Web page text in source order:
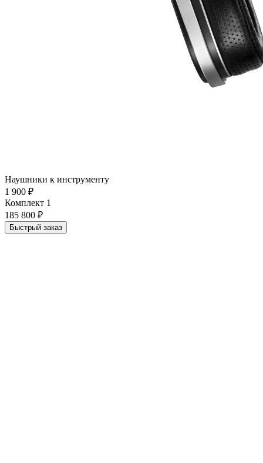
Наушники к инструменту
1 900 ₽
Комплект 1
185 800 ₽
Быстрый заказ